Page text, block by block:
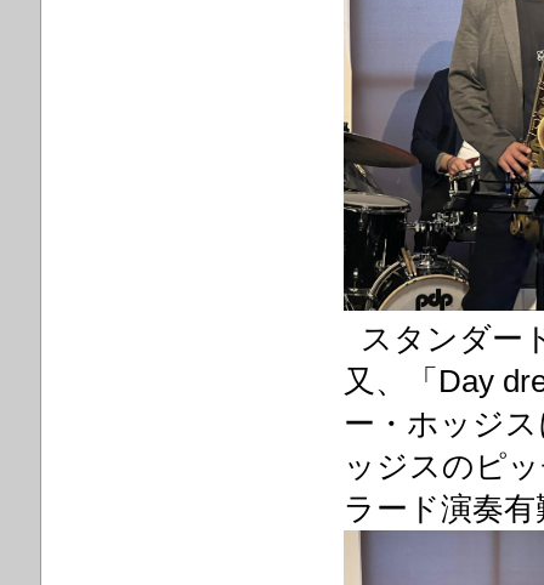
スタンダー
又、「Day
ー・ホッジ
ッジスのピ
ラード演奏